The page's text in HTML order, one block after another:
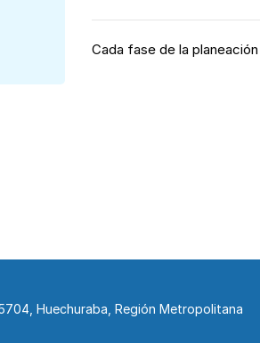
Cada fase de la
Huechuraba, Región Metropolitana